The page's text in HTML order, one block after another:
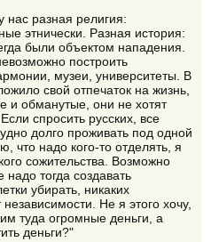
разная религия:
этнически. Разная история:
были объектом нападения.
построить
музеи, университеты. В
свой отпечаток на жизнь,
и обманутые, они не хотят
спросить русских, все
долго проживать под одной
что надо кого-то отделять, я
сожительства. Возможно
тогда создавать
убирать, никаких
Не я этого хочу,
туда огромные деньги, а
деньги?"